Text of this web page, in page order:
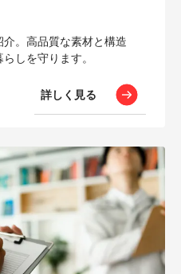
。高品質な素材と構造
しを守ります。
詳しく見る